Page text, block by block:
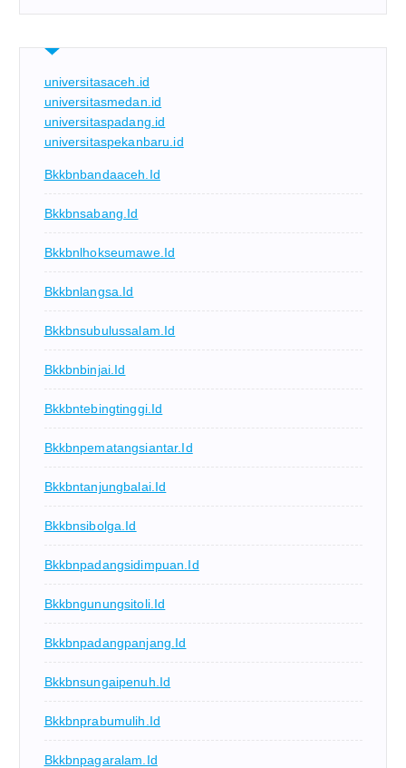
universitasaceh.id
universitasmedan.id
universitaspadang.id
universitaspekanbaru.id
Bkkbnbandaaceh.id
Bkkbnsabang.id
Bkkbnlhokseumawe.id
Bkkbnlangsa.id
Bkkbnsubulussalam.id
Bkkbnbinjai.id
Bkkbntebingtinggi.id
Bkkbnpematangsiantar.id
Bkkbntanjungbalai.id
Bkkbnsibolga.id
Bkkbnpadangsidimpuan.id
Bkkbngunungsitoli.id
Bkkbnpadangpanjang.id
Bkkbnsungaipenuh.id
Bkkbnprabumulih.id
Bkkbnpagaralam.id